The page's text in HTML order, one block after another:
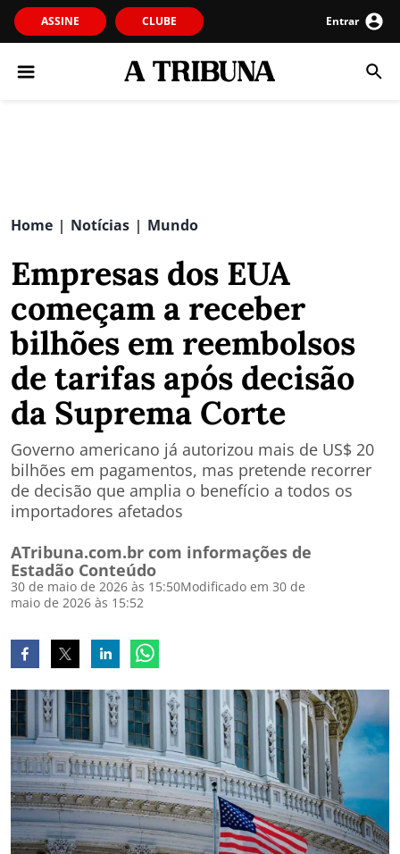
ASSINE CLUBE Entrar
Home | Notícias | Mundo
Empresas dos EUA
começam a receber
bilhões em reembolsos
de tarifas após decisão
da Suprema Corte
Governo americano já autorizou mais de US$ 20
bilhões em pagamentos, mas pretende recorrer
de decisão que amplia o benefício a todos os
importadores afetados
ATribuna.com.br com informações de
Estadão Conteúdo
30 de maio de 2026 às 15:50Modificado em 30 de
maio de 2026 às 15:52